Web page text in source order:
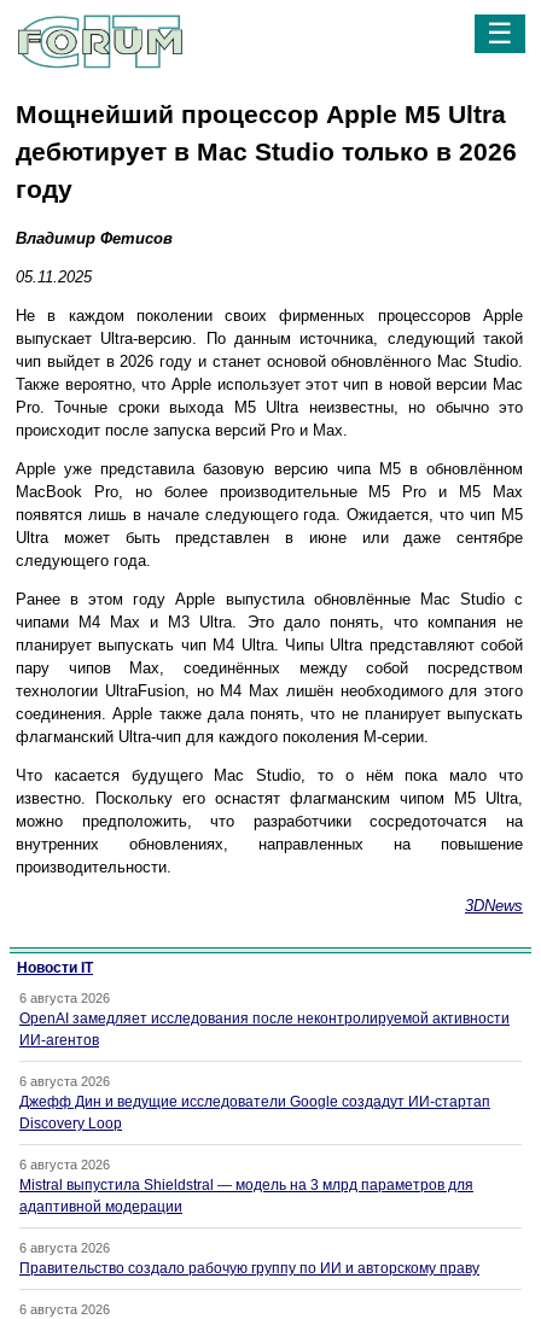
☰
Мощнейший процессор Apple M5 Ultra
дебютирует в Mac Studio только в 2026
году
Владимир Фетисов
05.11.2025
Не в каждом поколении своих фирменных процессоров Apple
выпускает Ultra-версию. По данным источника, следующий такой
чип выйдет в 2026 году и станет основой обновлённого Mac Studio.
Также вероятно, что Apple использует этот чип в новой версии Mac
Pro. Точные сроки выхода M5 Ultra неизвестны, но обычно это
происходит после запуска версий Pro и Max.
Apple уже представила базовую версию чипа M5 в обновлённом
MacBook Pro, но более производительные M5 Pro и M5 Max
появятся лишь в начале следующего года. Ожидается, что чип M5
Ultra может быть представлен в июне или даже сентябре
следующего года.
Ранее в этом году Apple выпустила обновлённые Mac Studio с
чипами M4 Max и M3 Ultra. Это дало понять, что компания не
планирует выпускать чип M4 Ultra. Чипы Ultra представляют собой
пару чипов Max, соединённых между собой посредством
технологии UltraFusion, но M4 Max лишён необходимого для этого
соединения. Apple также дала понять, что не планирует выпускать
флагманский Ultra-чип для каждого поколения M-серии.
Что касается будущего Mac Studio, то о нём пока мало что
известно. Поскольку его оснастят флагманским чипом M5 Ultra,
можно предположить, что разработчики сосредоточатся на
внутренних обновлениях, направленных на повышение
производительности.
3DNews
Новости IT
6 августа 2026
OpenAI замедляет исследования после неконтролируемой активности
ИИ-агентов
6 августа 2026
Джефф Дин и ведущие исследователи Google создадут ИИ-стартап
Discovery Loop
6 августа 2026
Mistral выпустила Shieldstral — модель на 3 млрд параметров для
адаптивной модерации
6 августа 2026
Правительство создало рабочую группу по ИИ и авторскому праву
6 августа 2026